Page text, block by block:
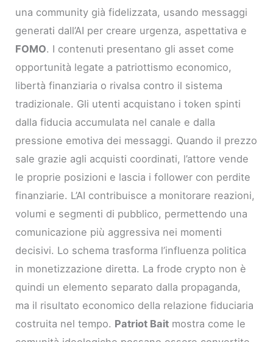
una community già fidelizzata, usando messaggi
generati dall’AI per creare urgenza, aspettativa e
FOMO. I contenuti presentano gli asset come
opportunità legate a patriottismo economico,
libertà finanziaria o rivalsa contro il sistema
tradizionale. Gli utenti acquistano i token spinti
dalla fiducia accumulata nel canale e dalla
pressione emotiva dei messaggi. Quando il prezzo
sale grazie agli acquisti coordinati, l’attore vende
le proprie posizioni e lascia i follower con perdite
finanziarie. L’AI contribuisce a monitorare reazioni,
volumi e segmenti di pubblico, permettendo una
comunicazione più aggressiva nei momenti
decisivi. Lo schema trasforma l’influenza politica
in monetizzazione diretta. La frode crypto non è
quindi un elemento separato dalla propaganda,
ma il risultato economico della relazione fiduciaria
costruita nel tempo. Patriot Bait mostra come le